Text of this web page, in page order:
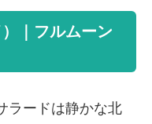
｜フルムーン
ラードは静かな北